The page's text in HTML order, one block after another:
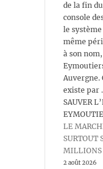
de la fin
console
le
même
à son
Auvergne.
existe par
SAUVER
LE
SURTOUT
MILLIONS
2 août 2026